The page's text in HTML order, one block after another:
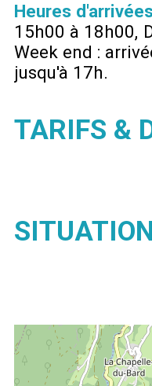
Heures
15h00 à 18h00
Week end :
jusqu'à 17h
TARIFS &